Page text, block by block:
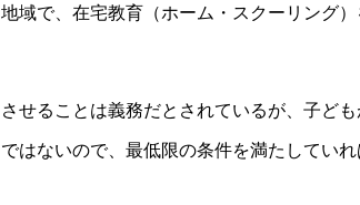
域で、在宅教育（ホーム・スクーリング）
せることは義務だとされているが、子ども
はないので、最低限の条件を満たしてい